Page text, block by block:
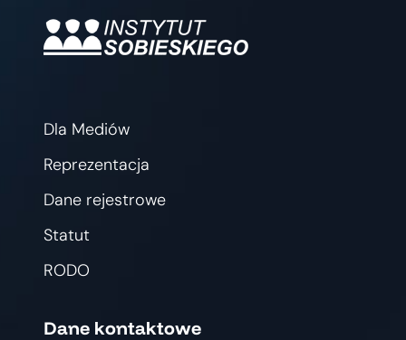
Dla Mediów
Reprezentacja
Dane rejestrowe
Statut
RODO
Dane kontaktowe